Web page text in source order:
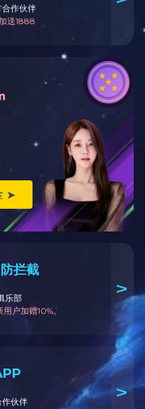
： 发布时间：2021-07-20